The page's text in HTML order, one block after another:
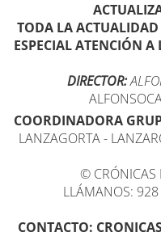
TODA LA
ESPECIAL ATENCIÓN
DIRECTOR:
COORDINADORA
LANZAGORTA -
© CRÓNICAS
LLÁMANOS:
CONTACTO: